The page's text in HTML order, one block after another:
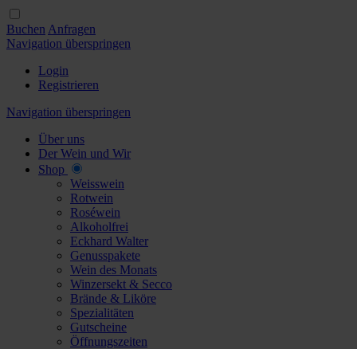
Buchen Anfragen
Navigation überspringen
Login
Registrieren
Navigation überspringen
Über uns
Der Wein und Wir
Shop
Weisswein
Rotwein
Roséwein
Alkoholfrei
Eckhard Walter
Genusspakete
Wein des Monats
Winzersekt & Secco
Brände & Liköre
Spezialitäten
Gutscheine
Öffnungszeiten